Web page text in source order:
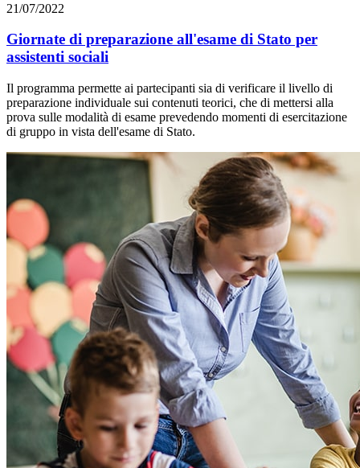
21/07/2022
Giornate di preparazione all'esame di Stato per
assistenti sociali
Il programma permette ai partecipanti sia di verificare il livello di
preparazione individuale sui contenuti teorici, che di mettersi alla
prova sulle modalità di esame prevedendo momenti di esercitazione
di gruppo in vista dell'esame di Stato.